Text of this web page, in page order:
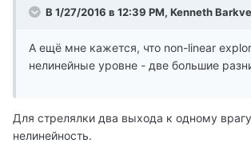
В 1/27/2016 в 12:39 PM, Kenneth
А ещё мне кажется, что non-linear
нелинейные уровне - две большие
Для стрелялки два выхода к одному
нелинейность.